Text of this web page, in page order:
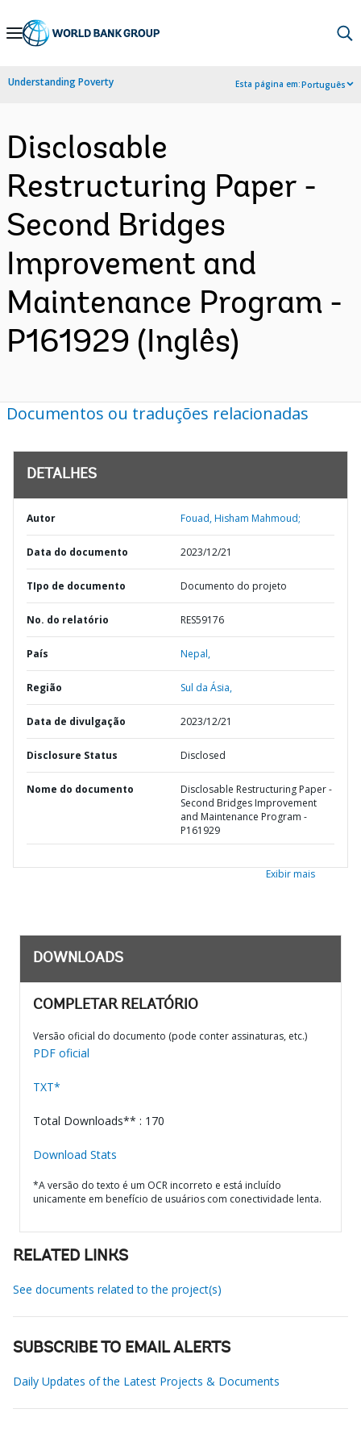
Skip
Navigation
Understanding Poverty Esta página em:Português
Disclosable
Restructuring Paper -
Second Bridges
Improvement and
Maintenance Program -
P161929 (Inglês)
Documentos ou traduções relacionadas
DETALHES
Autor Fouad, Hisham Mahmoud;
Data do documento 2023/12/21
TIpo de documento Documento do projeto
No. do relatório RES59176
País Nepal,
Região Sul da Ásia,
Data de divulgação 2023/12/21
Disclosure Status Disclosed
Nome do documento
Disclosable Restructuring Paper -
Second Bridges Improvement
and Maintenance Program -
P161929
Exibir mais
DOWNLOADS
COMPLETAR RELATÓRIO
Versão oficial do documento (pode conter assinaturas, etc.)
PDF oficial
TXT*
Total Downloads** : 170
Download Stats
*A versão do texto é um OCR incorreto e está incluído
unicamente em benefício de usuários com conectividade lenta.
RELATED LINKS
See documents related to the project(s)
SUBSCRIBE TO EMAIL ALERTS
Daily Updates of the Latest Projects & Documents